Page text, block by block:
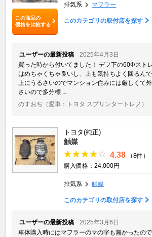
この商品の
価格を比較する
排気系 マフラー
このカテゴリの取付店を探す
ユーザーの最新投稿
2025年4月3日
買った時から付いてました！ デフ下の60Φスト
はめちゃくちゃ良いし、上も気持ちよく回るん
上にうるさいのでマンション住みには厳しくて
さいので多分標 ...
のすおぢ （愛車：トヨタ スプリンタートレノ）
トヨタ(純正)
触媒
4.38
（8件）
購入価格：24,000円
排気系 触媒
このカテゴリの取付店を探す
ユーザーの最新投稿
2025年3月6日
車体購入時にはマフラーのマの字も無かったの